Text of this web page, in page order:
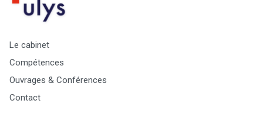
Le cabinet
Compétences
Ouvrages & Conférences
Contact